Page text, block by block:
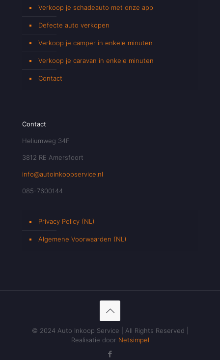
Verkoop je schadeauto met onze app
Defecte auto verkopen
Verkoop je camper in enkele minuten
Verkoop je caravan in enkele minuten
Contact
Contact
Heliumweg 34F
3812 RE Amersfoort
info@autoinkoopservice.nl
085-7600144
Privacy Policy (NL)
Algemene Voorwaarden (NL)
© 2024 Auto Inkoop Service | All Rights Reserved |
Realisatie door Netsimpel